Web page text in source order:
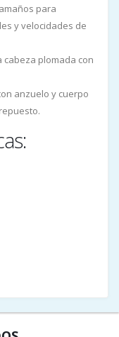
para
y velocidades de
cabeza plomada con
anzuelo y cuerpo